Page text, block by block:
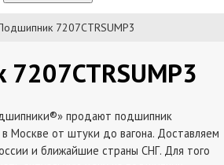
7207CTRSUMP3
продают подшипник
Москве от штуки до вагона. Доставляем
и ближайшие страны СНГ. Для того